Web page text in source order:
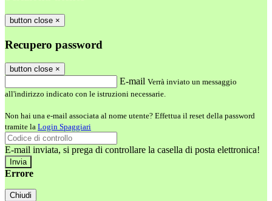
button close ×
Recupero password
button close ×
E-mail Verrà inviato un messaggio
all'indirizzo indicato con le istruzioni necessarie.
Non hai una e-mail associata al nome utente? Effettua il reset della password
tramite la Login Spaggiari
E-mail inviata, si prega di controllare la casella di posta elettronica!
Errore
Chiudi